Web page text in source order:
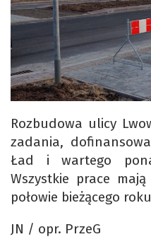
Rozbudowa ulicy
zadania,
Ład i wartego
Wszystkie prace
połowie bieżącego
JN / opr. PrzeG